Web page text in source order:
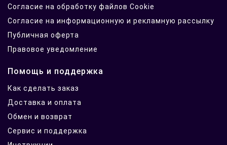
Согласие на обработку файлов Cookie
Согласие на информационную и рекламную рассылку
Публичная оферта
Правовое уведомление
Помощь и поддержка
Как сделать заказ
Доставка и оплата
Обмен и возврат
Сервис и поддержка